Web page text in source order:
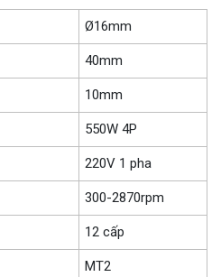
Ø16mm
40mm
10mm
550W 4P
220V 1 pha
300-2870rpm
12 cấp
MT2